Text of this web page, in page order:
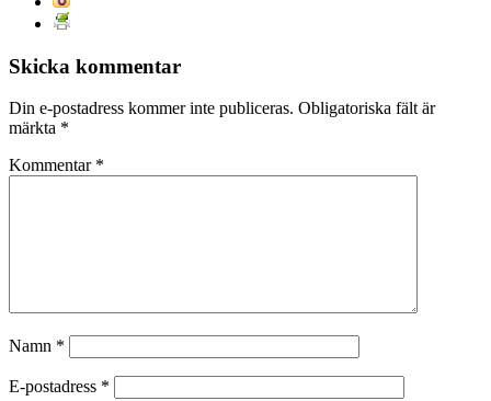
Skicka kommentar
Din e-postadress kommer inte publiceras. Obligatoriska fält är
märkta *
Kommentar *
Namn *
E-postadress *